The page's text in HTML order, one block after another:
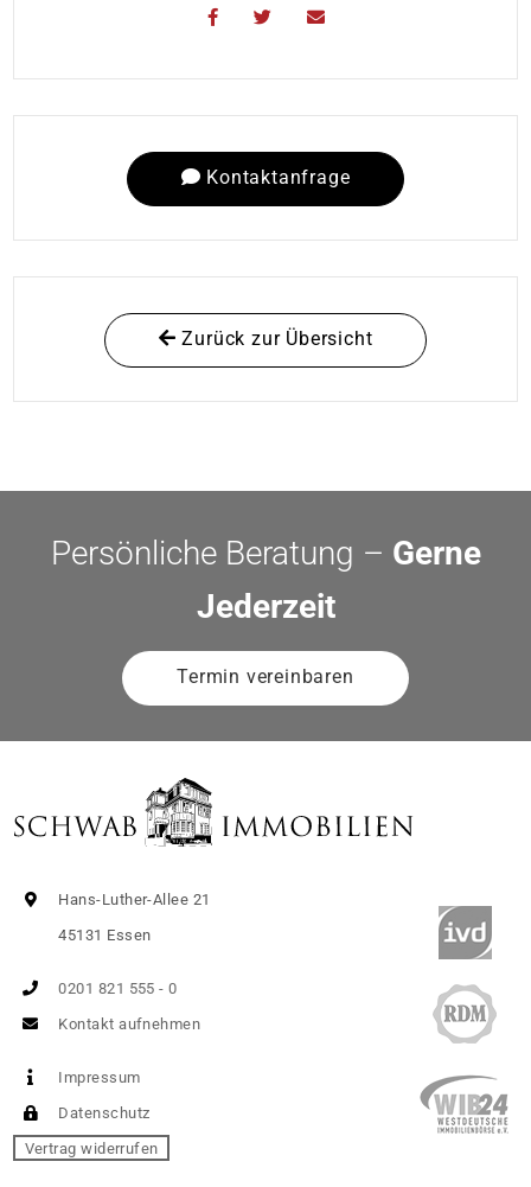
Kontaktanfrage
Zurück zur Übersicht
Persönliche Beratung – Gerne
Jederzeit
Termin vereinbaren
Hans-Luther-Allee 21
45131 Essen
0201 821 555 - 0
Kontakt aufnehmen
Impressum
Datenschutz
Vertrag widerrufen